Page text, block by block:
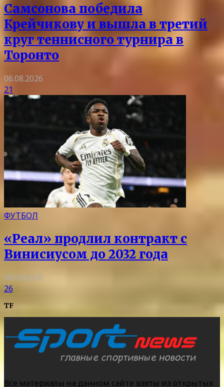
Самсонова победила
Крейчикову и вышла в третий
круг теннисного турнира в
Торонто
06.08.2026
21
ФУТБОЛ
«Реал» продлил контракт с
Винисиусом до 2032 года
06.08.2026
26
TF
Все материалы на данном сайте взяты из открытых